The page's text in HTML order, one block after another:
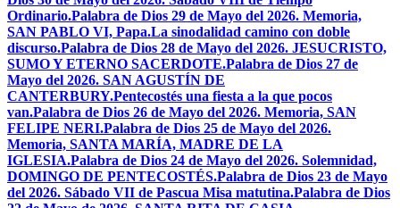
Ordinario.Palabra de Dios 29 de Mayo del 2026. Memoria,
SAN PABLO VI, Papa.La sinodalidad camino con doble
discurso.Palabra de Dios 28 de Mayo del 2026. JESUCRISTO,
SUMO Y ETERNO SACERDOTE.Palabra de Dios 27 de
Mayo del 2026. SAN AGUSTÍN DE
CANTERBURY.Pentecostés una fiesta a la que pocos
van.Palabra de Dios 26 de Mayo del 2026. Memoria, SAN
FELIPE NERI.Palabra de Dios 25 de Mayo del 2026.
Memoria, SANTA MARÍA, MADRE DE LA
IGLESIA.Palabra de Dios 24 de Mayo del 2026. Solemnidad,
DOMINGO DE PENTECOSTÉS.Palabra de Dios 23 de Mayo
del 2026. Sábado VII de Pascua Misa matutina.Palabra de Dios